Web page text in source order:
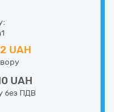
UAH
UAH
без ПДВ